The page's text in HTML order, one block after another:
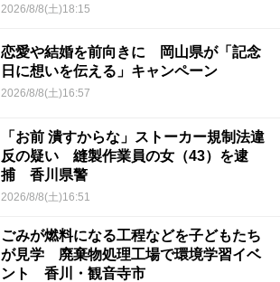
2026/8/8(土)18:15
恋愛や結婚を前向きに 岡山県が「記念
日に想いを伝える」キャンペーン
2026/8/8(土)16:57
「お前 潰すからな」ストーカー規制法違
反の疑い 縫製作業員の女（43）を逮
捕 香川県警
2026/8/8(土)16:51
ごみが燃料になる工程などを子どもたち
が見学 廃棄物処理工場で環境学習イベ
ント 香川・観音寺市